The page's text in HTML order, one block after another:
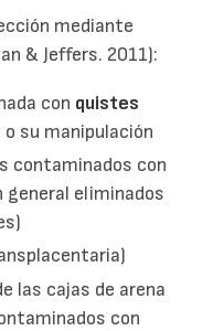
mediante
& Jeffers. 2011):
con quistes
su manipulación
contaminados con
general eliminados
las cajas de arena
con